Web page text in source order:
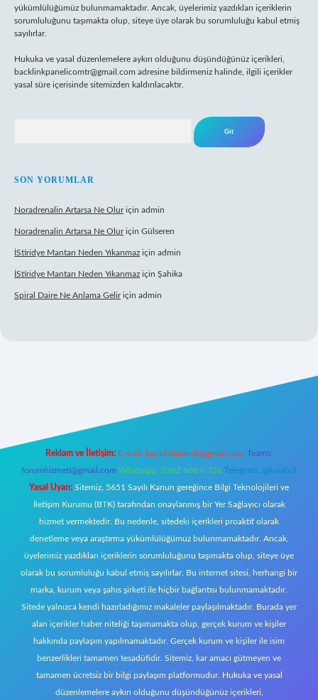
yükümlülüğümüz bulunmamaktadır. Ancak, üyelerimiz yazdıkları içeriklerin
sorumluluğunu taşımakta olup, siteye üye olarak bu sorumluluğu kabul etmiş
sayılırlar.
Hukuka ve yasal düzenlemelere aykırı olduğunu düşündüğünüz içerikleri,
backlinkpanelicomtr@gmail.com adresine bildirmeniz halinde, ilgili içerikler
yasal süre içerisinde sitemizden kaldırılacaktır.
SON YORUMLAR
Noradrenalin Artarsa Ne Oluriçin admin
Noradrenalin Artarsa Ne Oluriçin Gülseren
İStiridye Mantarı Neden Yıkanmaz için admin
İStiridye Mantarı Neden Yıkanmaz için Şahika
Spiral Daire Ne Anlama Geliriçin admin
Reklam ve İletişim: E-mail: backlinkpaneli@gmail.com Teams:
forumhizmeti@gmail.com Whatsapp: 0262 606 0 726 Telegram: @karabul
Yasal Uyarı: Sitemiz, 5651 Sayılı Kanun gereğince Bilgi Teknolojileri ve
İletişim Kurumu (BTK) tarafından onaylanmış bir Yer Sağlayıcı olarak
hizmet vermektedir. Bu nedenle, sitedeki içerikleri proaktif olarak
denetleme veya araştırma yükümlülüğümüz bulunmamaktadır. Ancak,
üyelerimiz yazdıkları içeriklerin sorumluluğunu taşımakta olup, siteye üye
olarak bu sorumluluğu kabul etmiş sayılırlar. Bu internet sitesi, herhangi bir
marka, kurum veya şahıs şirketi ile hiçbir bağlantısı bulunmamaktadır.
Sitede yalnızca kendi hazırladığımız makaleler paylaşılmaktadır. Burada yer
alan içerikler haber niteliği taşımamakta olup, gerçek kurum ve kişiler
hakkında paylaşım yapılmamaktadır. Gerçek kurum ve kişiler ile isim
benzerlikleri tamamen tesadüfidir. Sitemiz, kar amacı gütmeyen ve
tamamen ücretsiz bir bilgi paylaşım platformudur. Hukuka ve yasal
düzenlemelere aykırı olduğunu düşündüğünüz içerikleri,